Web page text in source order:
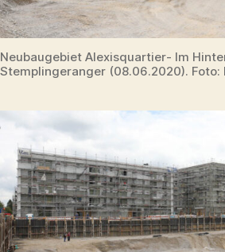
Neubaugebiet Alexisquartier- Im
Stemplingeranger (08.06.2020).